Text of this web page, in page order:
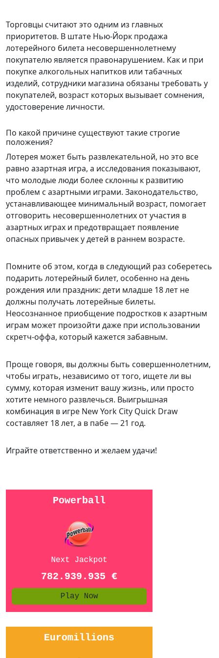
Торговцы считают это одним из главных
приоритетов. В штате Нью-Йорк продажа
лотерейного билета несовершеннолетнему
покупателю является правонарушением. Как и при
покупке алкогольных напитков или табачных
изделий, сотрудники магазина обязаны требовать у
покупателей, возраст которых вызывает сомнения,
удостоверение личности.
По какой причине существуют такие строгие
положения?
Лотерея может быть развлекательной, но это все
равно азартная игра, а исследования показывают,
что молодые люди более склонны к развитию
проблем с азартными играми. Законодательство,
устанавливающее минимальный возраст, помогает
отговорить несовершеннолетних от участия в
азартных играх и предотвращает появление
опасных привычек у детей в раннем возрасте.
Помните об этом, когда в следующий раз соберетесь
подарить лотерейный билет, особенно на день
рождения или праздник: дети младше 18 лет не
должны получать лотерейные билеты.
Неосознанное приобщение подростков к азартным
играм может произойти даже при использовании
скретч-оффа, который кажется забавным.
Проще говоря, вы должны быть совершеннолетним,
чтобы играть, независимо от того, ищете ли вы
сумму, которая изменит вашу жизнь, или просто
хотите немного развлечься. Выигрышная
комбинация в игре New York City Quick Draw
составляет 18 лет, а в пабе — 21 год.
Играйте ответственно и желаем удачи!